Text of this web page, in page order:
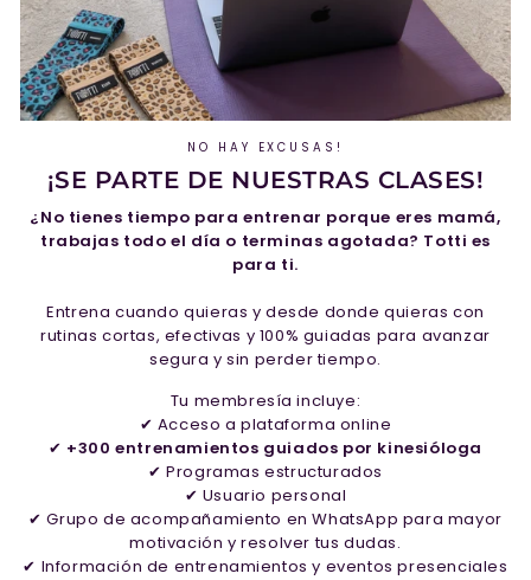
NO HAY EXCUSAS!
¡SE PARTE DE NUESTRAS CLASES!
¿No tienes tiempo para entrenar porque eres mamá,
trabajas todo el día o terminas agotada? Totti es
para ti.
Entrena cuando quieras y desde donde quieras con
rutinas cortas, efectivas y 100% guiadas para avanzar
segura y sin perder tiempo.
Tu membresía incluye:
✔ Acceso a plataforma online
✔ +300 entrenamientos guiados por kinesióloga
✔ Programas estructurados
✔ Usuario personal
✔ Grupo de acompañamiento en WhatsApp para mayor
motivación y resolver tus dudas.
✔ Información de entrenamientos y eventos presenciales